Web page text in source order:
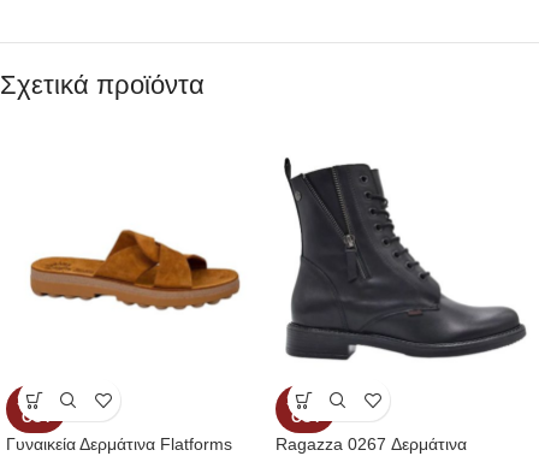
Σχετικά προϊόντα
SOLD
OUT
Γυναικεία Δερμάτινα Flatforms
SOLD
OUT
Ragazza 0267 Δερμάτινα